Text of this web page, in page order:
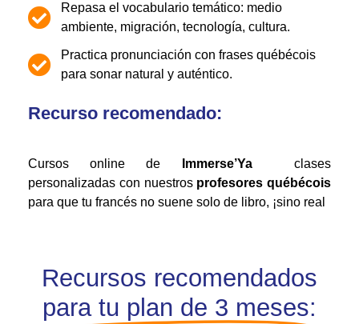
Repasa el vocabulario temático: medio
ambiente, migración, tecnología, cultura.
Practica pronunciación con frases québécois
para sonar natural y auténtico.
Recurso recomendado:
Cursos online de Immerse’Yaclases
personalizadas con nuestros profesores québécois
para que tu francés no suene solo de libro, ¡sino real
Recursos recomendados
para tu plan de 3 meses: